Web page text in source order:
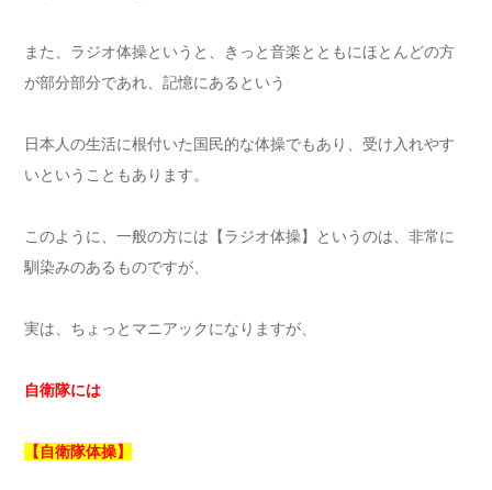
また、ラジオ体操というと、きっと音楽とともにほとんどの方
が部分部分であれ、記憶にあるという
日本人の生活に根付いた国民的な体操でもあり、受け入れやす
いということもあります。
このように、一般の方には【ラジオ体操】というのは、非常に
馴染みのあるものですが、
実は、ちょっとマニアックになりますが、
自衛隊には
【自衛隊体操】